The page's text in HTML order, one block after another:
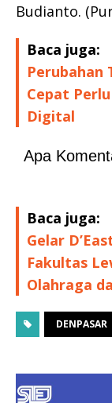
Budianto.
Baca juga:
Perubahan
Cepat
Digital
Apa
Baca juga:
Gelar
Fakultas
Olahraga
DENPASAR